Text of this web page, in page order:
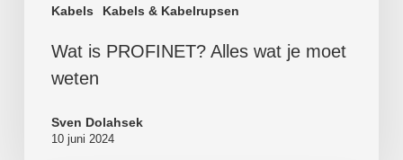
Kabels Kabels & Kabelrupsen
Wat is PROFINET? Alles wat je moet
weten
Sven Dolahsek
10 juni 2024